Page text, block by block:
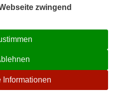
☉
zwingend
Informationen